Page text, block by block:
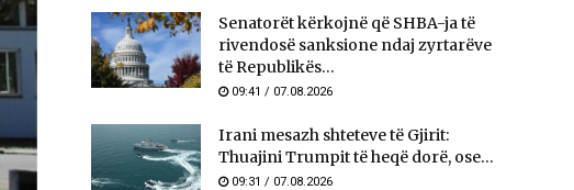
Senatorët kërkojnë që SHBA-ja të
rivendosë sanksione ndaj zyrtarëve
të Republikës...
09:41 / 07.08.2026
Irani mesazh shteteve të Gjirit:
Thuajini Trumpit të heqë dorë, ose...
09:31 / 07.08.2026